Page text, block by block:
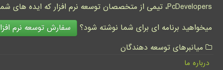
PcDevelopers، تیمی از متخصصان توسعه نرم افزار که ایده های شما را به واقعیت تبدیل نموده و کسب و کار شما را متحول می کنند.
میخواهید برنامه ای برای شما نوشته شود؟
سفارش توسعه نرم
میانبرهای توسعه دهندگان
درباره ما